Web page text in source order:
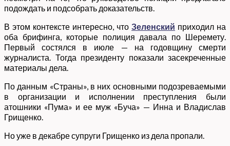
подождать и подсобрать доказательств.
В этом контексте интересно, что Зеленский приходил на
оба брифинга, которые полиция давала по Шеремету.
Первый состялся в июле — на годовщину смерти
журналиста. Тогда президенту показали засекреченные
материалы дела.
По данным «Страны», в них основными подозреваемыми
в организации и исполнении преступления были
атошники «Пума» и ее муж «Буча» — Инна и Владислав
Грищенко.
Но уже в декабре супруги Грищенко из дела пропали.